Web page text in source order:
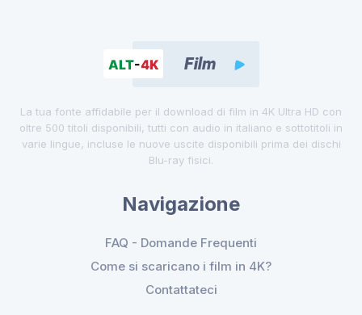
La tua fonte affidabile per il download di film in 4K Ultra HD con
oltre 500 titoli disponibili, tutti con audio in italiano e sottotitoli in
varie lingue, incluse le nuove uscite disponibili prima dei dischi
Blu-ray fisici.
Navigazione
FAQ - Domande Frequenti
Come si scaricano i film in 4K?
Contattateci